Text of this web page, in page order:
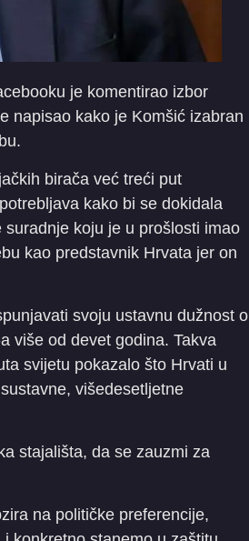
je komentirao izbor
napisao kako je Komšić izabran
birača već treći put
kako bi se dokidala
koju je u prošlosti imao
kao predstavnik Hrvata jer on
svoju ustavnu dužnost o
više od devet godina. Takva
svijetu pokazalo što Hrvati u
višedesetljetne
stajališta, da se zauzmi za
na političke preferencije,